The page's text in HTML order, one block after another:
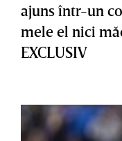
ajuns într-un
mele el nici
EXCLUSIV